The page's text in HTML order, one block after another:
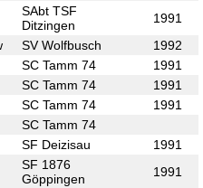
SAbt TSF
Ditzingen
1991
SV Wolfbusch
1992
SC Tamm 74
1991
SC Tamm 74
1991
SC Tamm 74
1991
SC Tamm 74
SF Deizisau
1991
SF 1876
Göppingen
1991